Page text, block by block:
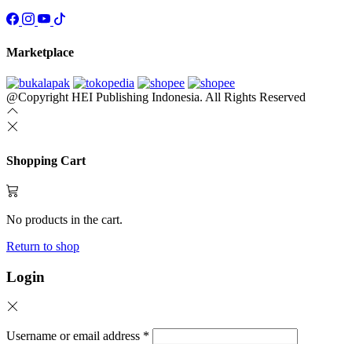
Marketplace
@Copyright HEI Publishing Indonesia. All Rights Reserved
Shopping Cart
No products in the cart.
Return to shop
Login
Username or email address *